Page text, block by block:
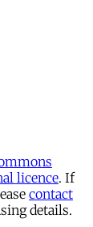
licence. If
contact
details.